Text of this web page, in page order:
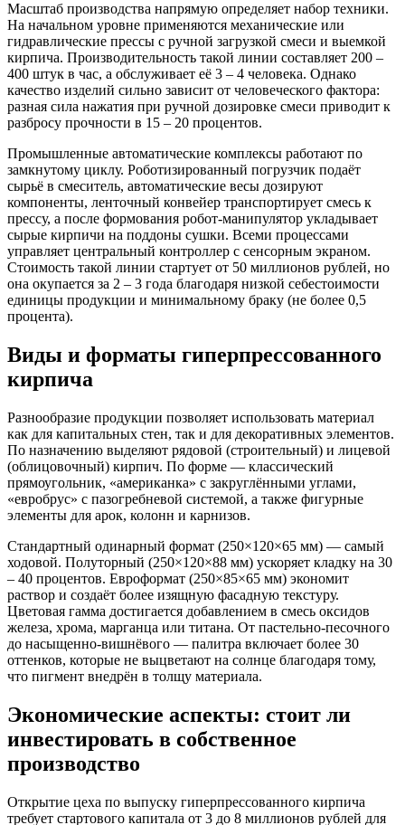
Масштаб производства напрямую определяет набор техники.
На начальном уровне применяются механические или
гидравлические прессы с ручной загрузкой смеси и выемкой
кирпича. Производительность такой линии составляет 200 –
400 штук в час, а обслуживает её 3 – 4 человека. Однако
качество изделий сильно зависит от человеческого фактора:
разная сила нажатия при ручной дозировке смеси приводит к
разбросу прочности в 15 – 20 процентов.
Промышленные автоматические комплексы работают по
замкнутому циклу. Роботизированный погрузчик подаёт
сырьё в смеситель, автоматические весы дозируют
компоненты, ленточный конвейер транспортирует смесь к
прессу, а после формования робот-манипулятор укладывает
сырые кирпичи на поддоны сушки. Всеми процессами
управляет центральный контроллер с сенсорным экраном.
Стоимость такой линии стартует от 50 миллионов рублей, но
она окупается за 2 – 3 года благодаря низкой себестоимости
единицы продукции и минимальному браку (не более 0,5
процента).
Виды и форматы гиперпрессованного
кирпича
Разнообразие продукции позволяет использовать материал
как для капитальных стен, так и для декоративных элементов.
По назначению выделяют рядовой (строительный) и лицевой
(облицовочный) кирпич. По форме — классический
прямоугольник, «американка» с закруглёнными углами,
«евробрус» с пазогребневой системой, а также фигурные
элементы для арок, колонн и карнизов.
Стандартный одинарный формат (250×120×65 мм) — самый
ходовой. Полуторный (250×120×88 мм) ускоряет кладку на 30
– 40 процентов. Евроформат (250×85×65 мм) экономит
раствор и создаёт более изящную фасадную текстуру.
Цветовая гамма достигается добавлением в смесь оксидов
железа, хрома, марганца или титана. От пастельно-песочного
до насыщенно-вишнёвого — палитра включает более 30
оттенков, которые не выцветают на солнце благодаря тому,
что пигмент внедрён в толщу материала.
Экономические аспекты: стоит ли
инвестировать в собственное
производство
Открытие цеха по выпуску гиперпрессованного кирпича
требует стартового капитала от 3 до 8 миллионов рублей для